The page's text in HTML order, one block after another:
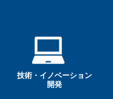
技術・イノベーション
開発